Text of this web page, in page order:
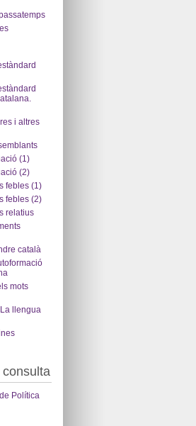
i altres
(1)
(2)
febles (1)
febles (2)
relatius
català
mots
llengua
Política